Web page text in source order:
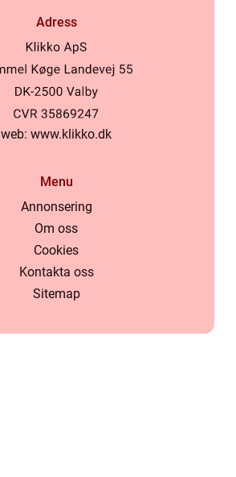
Adress
web: www.klikko.dk
Menu
Annonsering
Om oss
Cookies
Kontakta oss
Sitemap